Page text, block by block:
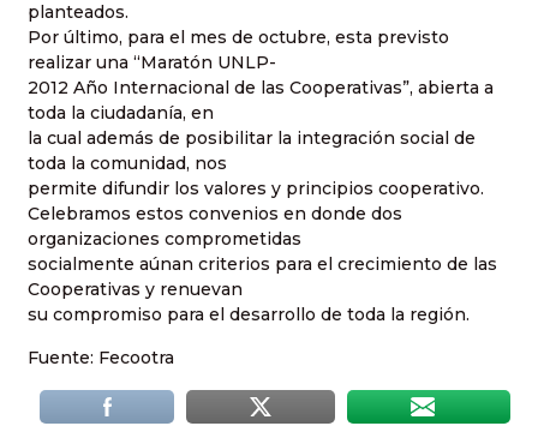
planteados.
Por último, para el mes de octubre, esta previsto
realizar una “Maratón UNLP-
2012 Año Internacional de las Cooperativas”, abierta a
toda la ciudadanía, en
la cual además de posibilitar la integración social de
toda la comunidad, nos
permite difundir los valores y principios cooperativo.
Celebramos estos convenios en donde dos
organizaciones comprometidas
socialmente aúnan criterios para el crecimiento de las
Cooperativas y renuevan
su compromiso para el desarrollo de toda la región.
Fuente: Fecootra